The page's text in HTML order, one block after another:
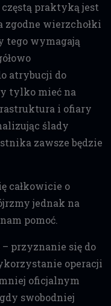
praktyką jest
zgodne wierzchołki
tego wymagają
atrybucji do
tylko mieć na
i ofiary
ślady
zawsze będzie
całkowicie o
jednak na
pomoć.
przyznanie się do
operacji
oficjalnym
swobodniej